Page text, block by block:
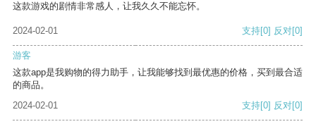
这款游戏的剧情非常感人，让我久久不能忘怀。
2024-02-01 支持[0] 反对[0]
游客
这款app是我购物的得力助手，让我能够找到最优惠的价格，买到最合适
的商品。
2024-02-01
支持[0] 反对[0]